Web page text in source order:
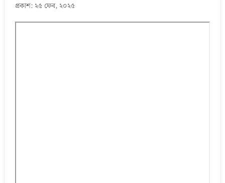
প্রকাশ: ২৫ ফেব, ২০২৫